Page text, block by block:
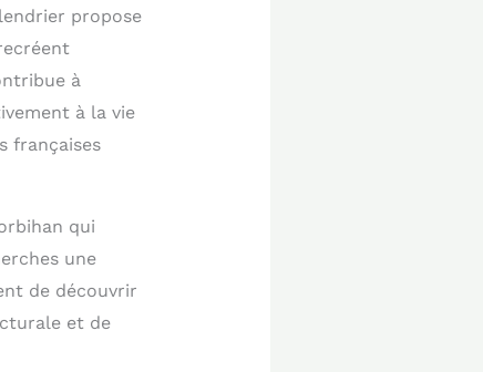
propose
à
à la vie
françaises
qui
une
de découvrir
et de